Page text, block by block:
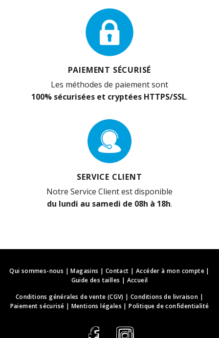
PAIEMENT SÉCURISÉ
Les méthodes de paiement sont
100% sécurisées et cryptées HTTPS/SSL.
SERVICE CLIENT
Notre Service Client est disponible
du lundi au samedi de 08h à 18h.
Qui sommes-nous |Magasins | Contact | Accéder à mon compte|
Guide des tailles | Accueil
Conditions générales de vente (CGV) |Conditions de livraison |
Paiement sécurisé | Mentions légales |Politique de confidentialité